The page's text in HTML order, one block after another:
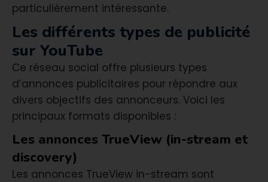
particulièrement intéressante.
Les différents types de publicité
sur YouTube
Ce réseau social offre plusieurs types
d’annonces publicitaires pour répondre aux
divers objectifs des annonceurs. Voici les
principaux formats disponibles :
Les annonces TrueView (in-stream et
discovery)
Les annonces TrueView in-stream sont